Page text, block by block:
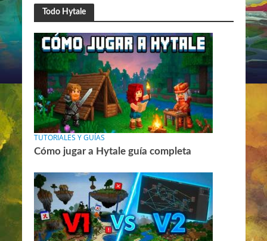
Todo Hytale
TUTORIALES Y GUÍAS
Cómo jugar a Hytale guía completa